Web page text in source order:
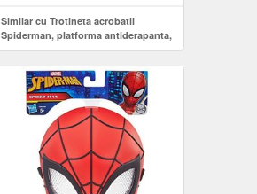
Similar cu Trotineta acrobatii
Spiderman, platforma antiderapanta,
ghidon fix, greutate suportata 100
kg, varsta 8 ani+